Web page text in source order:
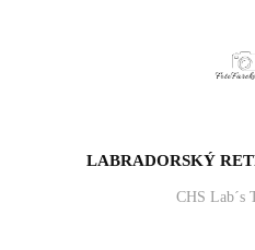
LABRADORSKÝ
CHS Lab´s